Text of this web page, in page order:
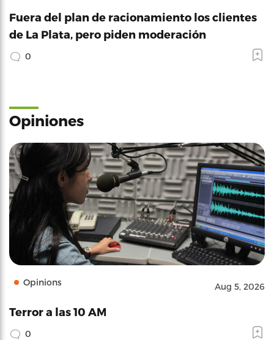
Fuera del plan de racionamiento los clientes
de La Plata, pero piden moderación
0
Opiniones
Opinions Aug 5, 2026
Terror a las 10 AM
0